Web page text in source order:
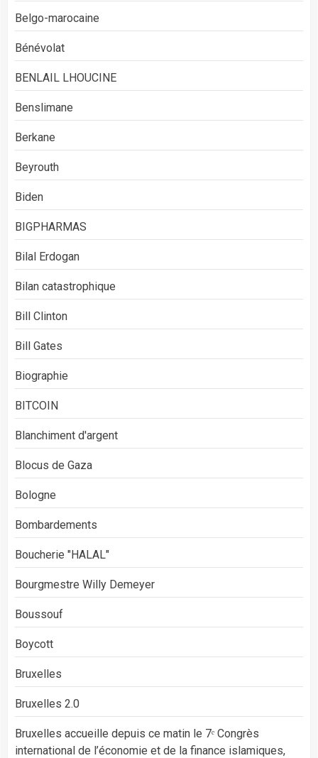
Belgo-marocaine
Bénévolat
BENLAIL LHOUCINE
Benslimane
Berkane
Beyrouth
Biden
BIGPHARMAS
Bilal Erdogan
Bilan catastrophique
Bill Clinton
Bill Gates
Biographie
BITCOIN
Blanchiment d'argent
Blocus de Gaza
Bologne
Bombardements
Boucherie "HALAL"
Bourgmestre Willy Demeyer
Boussouf
Boycott
Bruxelles
Bruxelles 2.0
Bruxelles accueille depuis ce matin le 7ᵉ Congrès
international de l’économie et de la finance islamiques,